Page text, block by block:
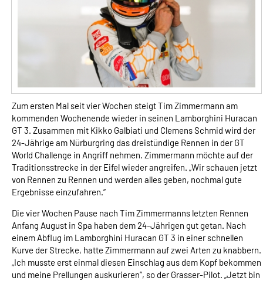
Zum ersten Mal seit vier Wochen steigt Tim Zimmermann am
kommenden Wochenende wieder in seinen Lamborghini Huracan
GT 3. Zusammen mit Kikko Galbiati und Clemens Schmid wird der
24-Jährige am Nürburgring das dreistündige Rennen in der GT
World Challenge in Angriff nehmen. Zimmermann möchte auf der
Traditionsstrecke in der Eifel wieder angreifen. „Wir schauen jetzt
von Rennen zu Rennen und werden alles geben, nochmal gute
Ergebnisse einzufahren.“
Die vier Wochen Pause nach Tim Zimmermanns letzten Rennen
Anfang August in Spa haben dem 24-Jährigen gut getan. Nach
einem Abflug im Lamborghini Huracan GT 3 in einer schnellen
Kurve der Strecke, hatte Zimmermann auf zwei Arten zu knabbern.
„Ich musste erst einmal diesen Einschlag aus dem Kopf bekommen
und meine Prellungen auskurieren“, so der Grasser-Pilot. „Jetzt bin